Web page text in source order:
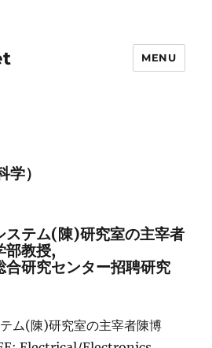
MENU
）
ステム(陳)研究室の主宰者
部教授,
合研究センター招聘研究
ム(陳)研究室の主宰者陳博